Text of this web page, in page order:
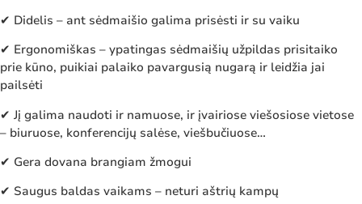
✔ Didelis – ant sėdmaišio galima prisėsti ir su vaiku
✔ Ergonomiškas – ypatingas sėdmaišių užpildas prisitaiko
prie kūno, puikiai palaiko pavargusią nugarą ir leidžia jai
pailsėti
✔ Jį galima naudoti ir namuose, ir įvairiose viešosiose vietose
– biuruose, konferencijų salėse, viešbučiuose…
✔ Gera dovana brangiam žmogui
✔ Saugus baldas vaikams – neturi aštrių kampų